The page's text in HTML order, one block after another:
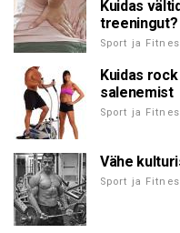
Kuidas
treeningut?
Sport ja
Kuidas
salenemist
Sport ja
Vähe
Sport ja